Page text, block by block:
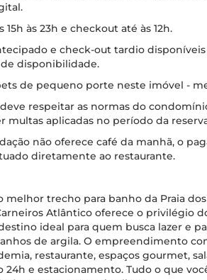
15h às 23h e checkout até às 12h.
e check-out tardio
disponibilidade.
de pequeno porte neste imóvel -
respeitar as normas do
multas aplicadas no período da
não oferece café da manhã, o
diretamente ao restaurante.
melhor trecho para banho da Praia
Atlântico oferece o privilégio
ideal para quem busca lazer e
de argila. O empreendimento
restaurante, espaços gourmet,
24h e estacionamento. Tudo o que